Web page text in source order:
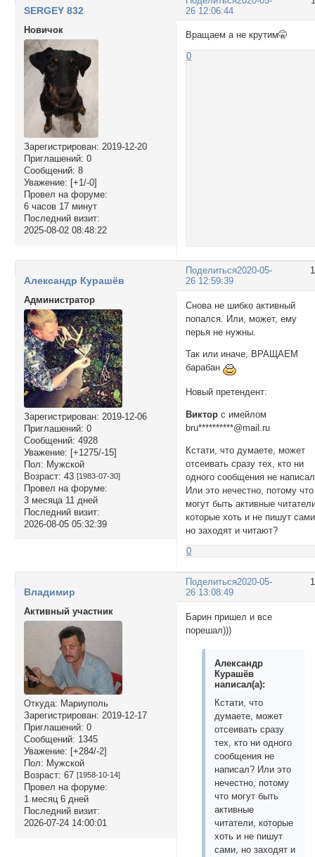
26 12:06:44
SERGEY 832
Новичок
Зарегистрирован: 2019-12-20
Приглашений: 0
Сообщений: 8
Уважение: [+1/-0]
Провел на форуме:
6 часов 17 минут
Последний визит:
2025-08-02 08:48:22
Вращаем а не крутим🤫
0
Поделиться2020-05-
26 12:59:39
Александр Курашёв
Администратор
Зарегистрирован: 2019-12-06
Приглашений: 0
Сообщений: 4928
Уважение: [+1275/-15]
Пол: Мужской
Возраст: 43 [1983-07-30]
Провел на форуме:
3 месяца 11 дней
Последний визит:
2026-08-05 05:32:39
Снова не шибко активный
попался. Или, может, ему
перья не нужны.
Так или иначе, ВРАЩАЕМ
барабан
Новый претендент:
Виктор с имейлом
bru**********@mail.ru
Кстати, что думаете, может
отсеивать сразу тех, кто ни
одного сообщения не
Или это нечестно, потому что
могут быть активные
которые хоть и не пишут
но заходят и читают?
0
Поделиться2020-05-
26 13:08:49
Владимир
Активный участник
Откуда: Мариуполь
Зарегистрирован: 2019-12-17
Приглашений: 0
Сообщений: 1345
Уважение: [+284/-2]
Пол: Мужской
Возраст: 67 [1958-10-14]
Провел на форуме:
1 месяц 6 дней
Последний визит:
2026-07-24 14:00:01
Барин пришел и все
порешал)))
Александр
Курашёв
написал(а):
Кстати, что
думаете, может
отсеивать сразу
тех, кто ни одного
сообщения не
написал? Или это
нечестно, потому
что могут быть
активные
читатели, которые
хоть и не пишут
сами, но заходят и